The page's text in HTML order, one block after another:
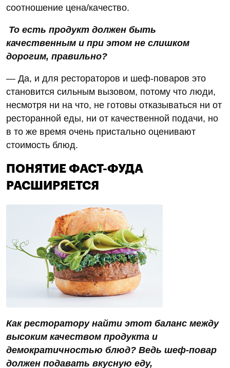
соотношение цена/качество.
То есть продукт должен быть
качественным и при этом не слишком
дорогим, правильно?
— Да, и для рестораторов и шеф-поваров это
становится сильным вызовом, потому что люди,
несмотря ни на что, не готовы отказываться ни от
ресторанной еды, ни от качественной подачи, но
в то же время очень пристально оценивают
стоимость блюд.
ПОНЯТИЕ ФАСТ-ФУДА
РАСШИРЯЕТСЯ
Как ресторатору найти этот баланс между
высоким качеством продукта и
демократичностью блюд? Ведь шеф-повар
должен подавать вкусную еду,